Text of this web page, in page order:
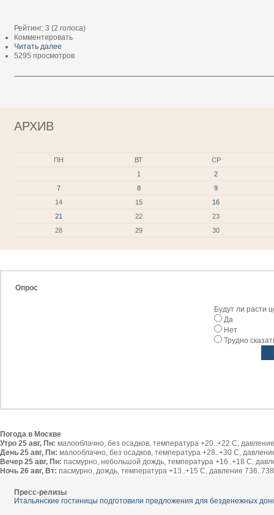
Рейтинг: 3 (2 голоса)
Комментировать
Читать далее
5295 просмотров
АРХИВ
ПН ВТ
СР
1
2
7
8
9
14
15
16
21
22
23
28
29 30
Опрос
Будут ли расти
Да
Нет
Трудно
Погода в Москве
Утро 25 авг, Пн: малооблачно, без осадков, температура +20..+22 С,
День 25 авг, Пн: малооблачно, без осадков, температура +28..+30 С,
Вечер 25 авг, Пн: пасмурно, небольшой дождь, температура +16..+18 С,
Ночь 26 авг, Вт: пасмурно, дождь, температура +13..+15 С, давление
Пресс-релизы
Итальянские гостиницы подготовили предложения для безденежных